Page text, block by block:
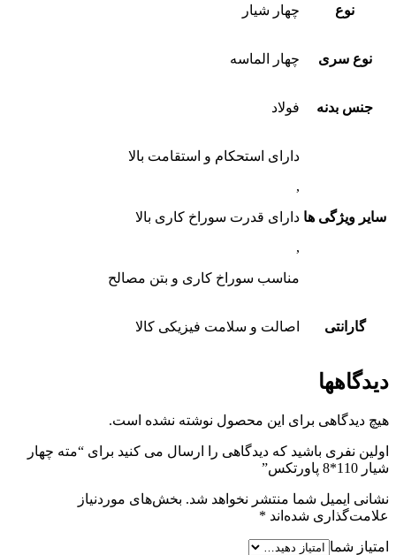
نوع چهار شیار
نوع سری چهار الماسه
جنس بدنه فولاد
سایر ویژگی ها
دارای استحکام و استقامت بالا
,
دارای قدرت سوراخ کاری بالا
,
مناسب سوراخ کاری و بتن مصالح
گارانتی اصالت و سلامت فیزیکی کالا
دیدگاهها
هیچ دیدگاهی برای این محصول نوشته نشده است.
اولین نفری باشید که دیدگاهی را ارسال می کنید برای “مته چهار
شیار 110*8 پاورتکس”
نشانی ایمیل شما منتشر نخواهد شد. بخش‌های موردنیاز
علامت‌گذاری شده‌اند *
امتیاز شما